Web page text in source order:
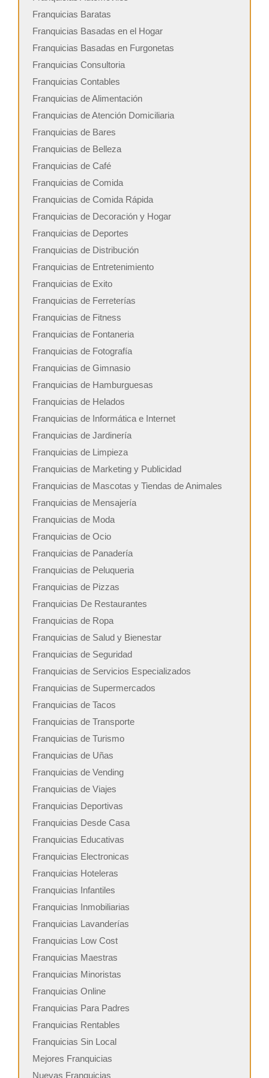
Franquicias Baratas
Franquicias Basadas en el Hogar
Franquicias Basadas en Furgonetas
Franquicias Consultoria
Franquicias Contables
Franquicias de Alimentación
Franquicias de Atención Domiciliaria
Franquicias de Bares
Franquicias de Belleza
Franquicias de Café
Franquicias de Comida
Franquicias de Comida Rápida
Franquicias de Decoración y Hogar
Franquicias de Deportes
Franquicias de Distribución
Franquicias de Entretenimiento
Franquicias de Exito
Franquicias de Ferreterías
Franquicias de Fitness
Franquicias de Fontaneria
Franquicias de Fotografía
Franquicias de Gimnasio
Franquicias de Hamburguesas
Franquicias de Helados
Franquicias de Informática e Internet
Franquicias de Jardinería
Franquicias de Limpieza
Franquicias de Marketing y Publicidad
Franquicias de Mascotas y Tiendas de Animales
Franquicias de Mensajería
Franquicias de Moda
Franquicias de Ocio
Franquicias de Panadería
Franquicias de Peluqueria
Franquicias de Pizzas
Franquicias De Restaurantes
Franquicias de Ropa
Franquicias de Salud y Bienestar
Franquicias de Seguridad
Franquicias de Servicios Especializados
Franquicias de Supermercados
Franquicias de Tacos
Franquicias de Transporte
Franquicias de Turismo
Franquicias de Uñas
Franquicias de Vending
Franquicias de Viajes
Franquicias Deportivas
Franquicias Desde Casa
Franquicias Educativas
Franquicias Electronicas
Franquicias Hoteleras
Franquicias Infantiles
Franquicias Inmobiliarias
Franquicias Lavanderías
Franquicias Low Cost
Franquicias Maestras
Franquicias Minoristas
Franquicias Online
Franquicias Para Padres
Franquicias Rentables
Franquicias Sin Local
Mejores Franquicias
Nuevas Franquicias